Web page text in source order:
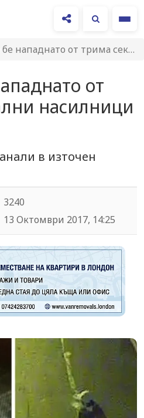
от трима сексуални насилници само за час
от
насилници
в източен
3240
13 Октомври 2017, 14:25